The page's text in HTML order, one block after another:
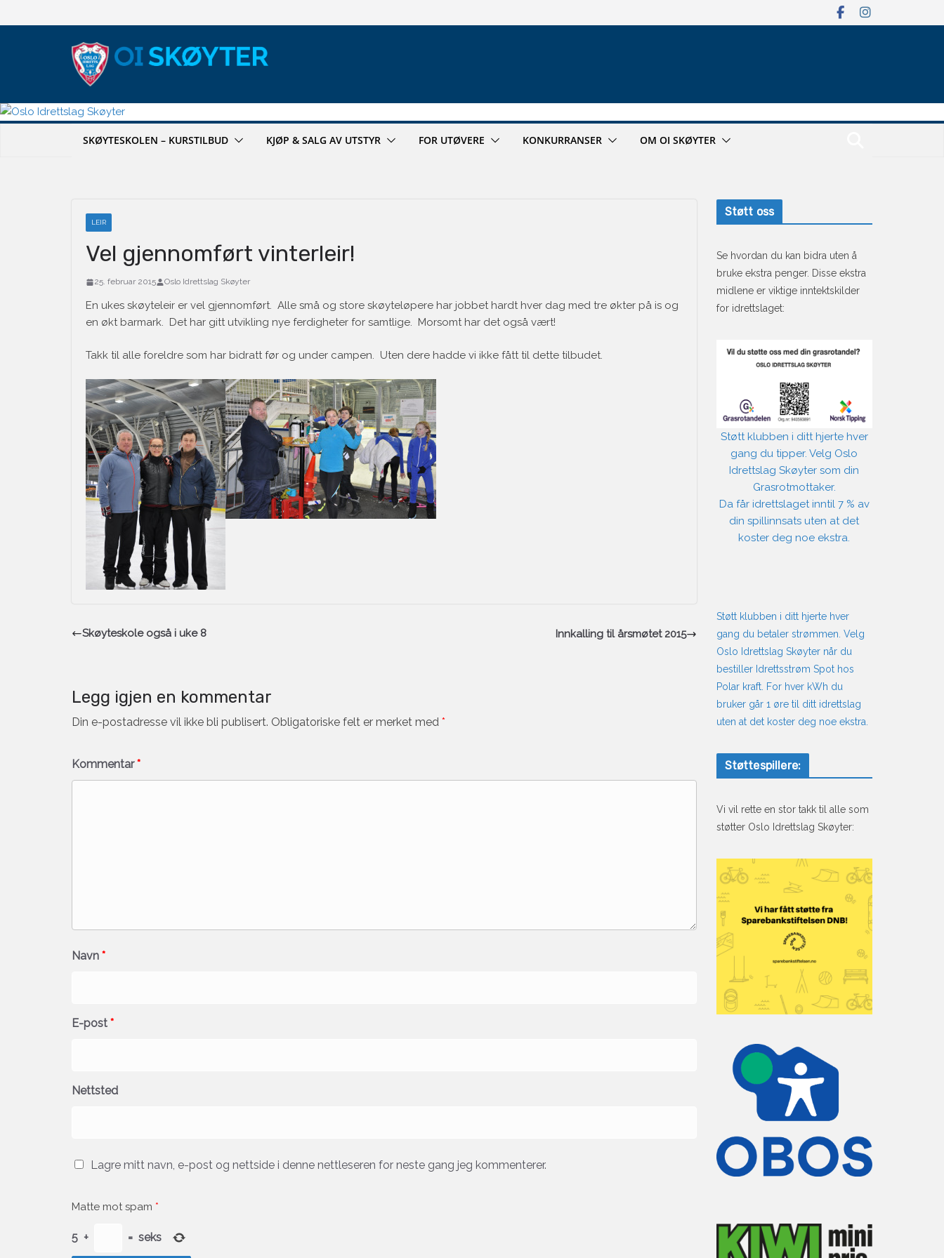
til
SKØYTESKOLEN – KURSTILBUD KJØP & SALG AV UTSTYR FOR UTØVERE KONKURRANSER OM OI SKØYTER
LEIR
Vel gjennomført vinterleir!
25. februar 2015 Oslo Idrettslag Skøyter
En ukes skøyteleir er vel gjennomført. Alle små og store skøyteløpere har jobbet hardt hver dag med tre økter på is og
en økt barmark. Det har gitt utvikling nye ferdigheter for samtlige. Morsomt har det også vært!
Takk til alle foreldre som har bidratt før og under campen. Uten dere hadde vi ikke fått til dette tilbudet.
Skøyteskole også i uke 8 Innkalling til årsmøtet 2015
Legg igjen en kommentar
Din e-postadresse vil ikke bli publisert. Obligatoriske felt er merket med *
Kommentar*
Navn *
E-post *
Nettsted
Lagre mitt navn, e-post og nettside i denne nettleseren for neste gang jeg kommenterer.
Matte mot spam *
5 + = seks
Støtt oss
Se hvordan du kan bidra uten å
bruke ekstra penger. Disse ekstra
midlene er viktige inntektskilder
for idrettslaget:
Støtt klubben i ditt hjerte hver
gang du tipper. Velg Oslo
Idrettslag Skøyter som din
Grasrotmottaker.
Da får idrettslaget inntil 7 % av
din spillinnsats uten at det
koster deg noe ekstra.
Støtt klubben i ditt hjerte hver
gang du betaler strømmen. Velg
Oslo Idrettslag Skøyter når du
bestiller Idrettsstrøm Spot hos
Polar kraft. For hver kWh du
bruker går 1 øre til ditt idrettslag
uten at det koster deg noe ekstra.
Støttespillere:
Vi vil rette en stor takk til alle som
støtter Oslo Idrettslag Skøyter: